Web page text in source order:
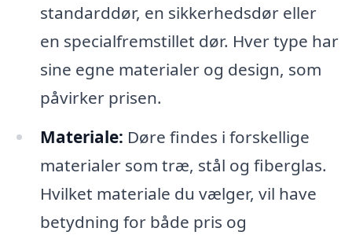
standarddør, en sikkerhedsdør eller
en specialfremstillet dør. Hver type har
sine egne materialer og design, som
påvirker prisen.
Materiale: Døre findes i forskellige
materialer som træ, stål og fiberglas.
Hvilket materiale du vælger, vil have
betydning for både pris og